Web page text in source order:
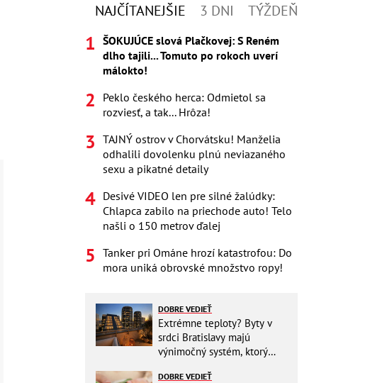
NAJČÍTANEJŠIE 3 DNI TÝŽDEŇ
ŠOKUJÚCE slová Plačkovej: S Reném
dlho tajili... Tomuto po rokoch uverí
málokto!
Peklo českého herca: Odmietol sa
rozviesť, a tak... Hrôza!
TAJNÝ ostrov v Chorvátsku! Manželia
odhalili dovolenku plnú neviazaného
sexu a pikatné detaily
Desivé VIDEO len pre silné žalúdky:
Chlapca zabilo na priechode auto! Telo
našli o 150 metrov ďalej
Tanker pri Ománe hrozí katastrofou: Do
mora uniká obrovské množstvo ropy!
DOBRE VEDIEŤ
Extrémne teploty? Byty v
srdci Bratislavy majú
výnimočný systém, ktorý
DOBRE VEDIEŤ